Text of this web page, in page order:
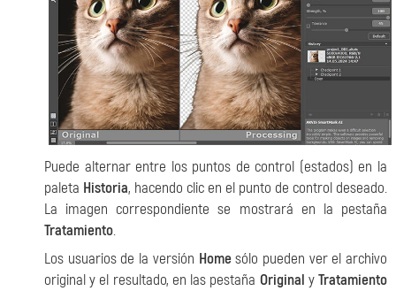
Puede alternar entre los puntos de control (estados) en la
paleta Historia, hacendo clic en el punto de control deseado.
La imagen correspondiente se mostrará en la pestaña
Tratamiento.
Los usuarios de la versión Homesólo pueden ver el archivo
original y el resultado, en las pestaña Original yTratamiento